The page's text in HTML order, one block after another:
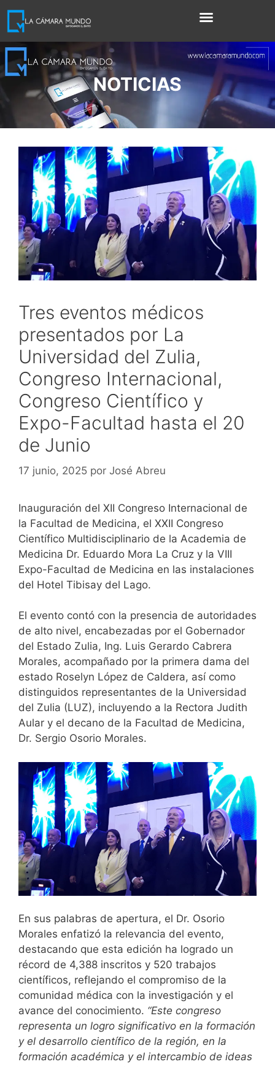
NOTICIAS
Tres eventos médicos
presentados por La
Universidad del Zulia,
Congreso Internacional,
Congreso Científico y
Expo-Facultad hasta el 20
de Junio
17 junio, 2025 por José Abreu
Inauguración del XII Congreso Internacional de
la Facultad de Medicina, el XXII Congreso
Científico Multidisciplinario de la Academia de
Medicina Dr. Eduardo Mora La Cruz y la VIII
Expo-Facultad de Medicina en las instalaciones
del Hotel Tibisay del Lago.
El evento contó con la presencia de autoridades
de alto nivel, encabezadas por el Gobernador
del Estado Zulia, Ing. Luis Gerardo Cabrera
Morales, acompañado por la primera dama del
estado Roselyn López de Caldera, así como
distinguidos representantes de la Universidad
del Zulia (LUZ), incluyendo a la Rectora Judith
Aular y el decano de la Facultad de Medicina,
Dr. Sergio Osorio Morales.
En sus palabras de apertura, el Dr. Osorio
Morales enfatizó la relevancia del evento,
destacando que esta edición ha logrado un
récord de 4,388 inscritos y 520 trabajos
científicos, reflejando el compromiso de la
comunidad médica con la investigación y el
avance del conocimiento. “Este congreso
representa un logro significativo en la formación
y el desarrollo científico de la región, en la
formación académica y el intercambio de ideas